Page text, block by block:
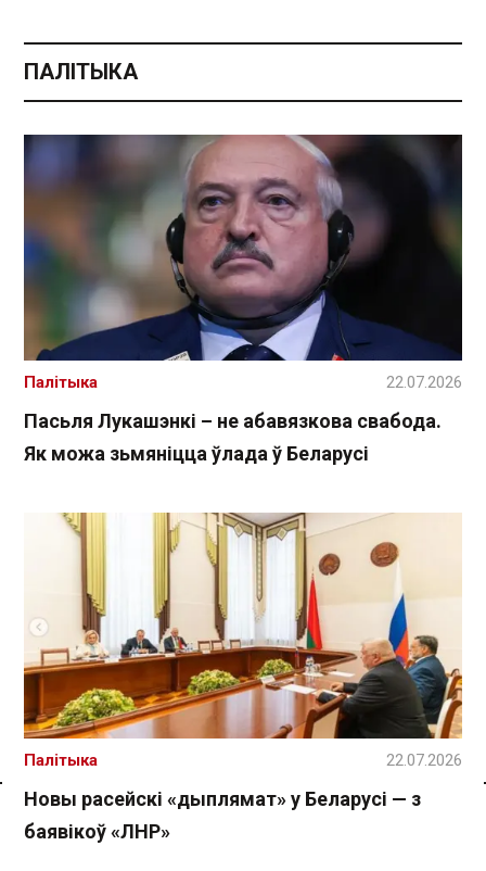
Спасылка без VPN
ПАЛІТЫКА
Пасьля Лукашэнкі – не абавязкова свабода.
Як можа зьмяніцца ўлада ў Беларусі
Палітыка 22.07.2026
Новы расейскі «дыплямат» у Беларусі — з
баявікоў «ЛНР»
Палітыка 22.07.2026